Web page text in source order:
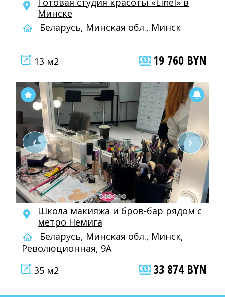
Минске
Беларусь, Минская обл., Минск
13 м2 19 760 BYN
❮ ❯
Школа макияжа и бров-бар рядом с
метро Немига
Беларусь, Минская обл., Минск,
Революционная, 9А
35 м2
33 874 BYN